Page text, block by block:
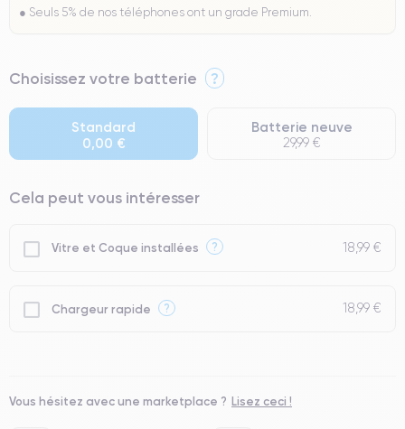
● Seuls 5% de nos téléphones ont un grade Premium.
Choisissez votre batterie ?
Standard
0,00 €
Batterie neuve
29,99 €
Cela peut vous intéresser
Vitre et Coque installées ? 18,99 €
Chargeur rapide ? 18,99 €
Vous hésitez avec une marketplace ? Lisez ceci !